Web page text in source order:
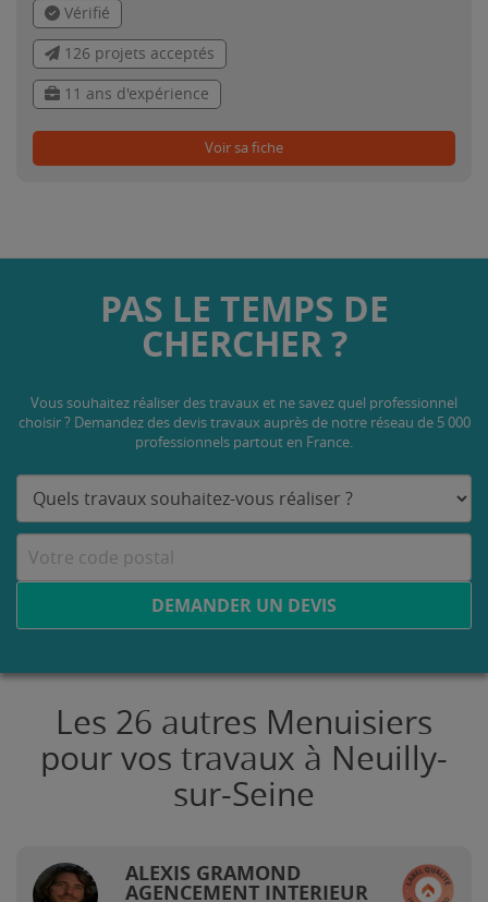
Vérifié
126 projets acceptés
11 ans d'expérience
Voir sa fiche
PAS LE TEMPS DE
CHERCHER ?
Vous souhaitez réaliser des travaux et ne savez quel professionnel
choisir ? Demandez des devis travaux auprès de notre réseau de 5 000
professionnels partout en France.
DEMANDER UN DEVIS
Les 26 autres Menuisiers
pour vos travaux à Neuilly-
sur-Seine
ALEXIS GRAMOND
AGENCEMENT INTERIEUR